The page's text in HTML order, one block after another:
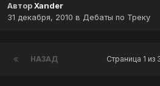
АвторXander
31 декабря, 2010 в Дебаты по Треку
НАЗАД Страница 1 из